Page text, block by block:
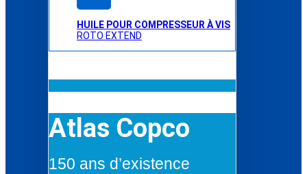
HUILE POUR COMPRESSEUR À VIS
ROTO EXTEND
Atlas Copco
150 ans d’existence